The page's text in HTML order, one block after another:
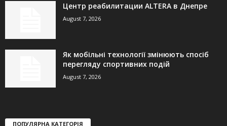
Центр реабилитации ALTERA в Днепре
August 7, 2026
Як мобільні технології змінюють спосіб
перегляду спортивних подій
August 7, 2026
ПОПУЛЯРНА КАТЕГОРІЯ